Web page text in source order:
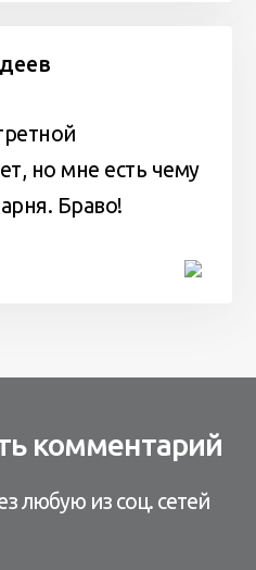
но мне есть чему
Браво!
комментарий
любую из соц. сетей